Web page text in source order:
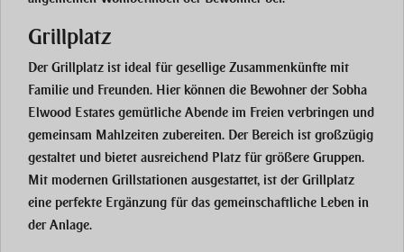
Grillplatz
DerGrillplatz ist ideal für gesellige Zusammenkünfte mit
Familie und Freunden. Hier können die Bewohner der Sobha
Elwood Estates gemütliche Abende im Freien verbringen und
gemeinsam Mahlzeiten zubereiten. Der Bereich ist großzügig
gestaltet und bietet ausreichend Platz für größere Gruppen.
Mit modernen Grillstationen ausgestattet, ist der Grillplatz
eine perfekte Ergänzung für das gemeinschaftliche Leben in
der Anlage.